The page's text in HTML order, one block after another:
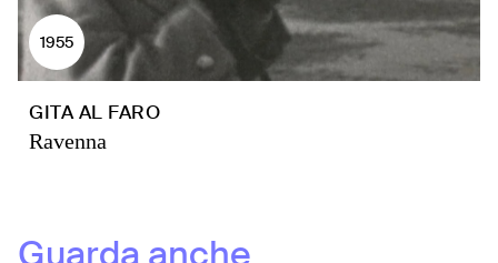
1955
GITA AL FARO
Ravenna